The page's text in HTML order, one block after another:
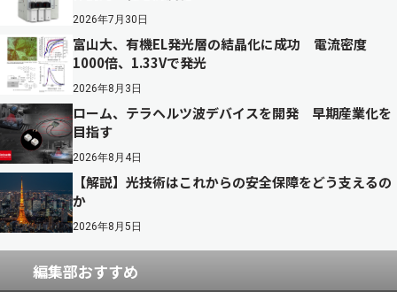
2026年7月30日
富山大、有機EL発光層の結晶化に成功 電流密度
1000倍、1.33Vで発光
2026年8月3日
ローム、テラヘルツ波デバイスを開発 早期産業化を
目指す
2026年8月4日
【解説】光技術はこれからの安全保障をどう支えるの
か
2026年8月5日
編集部おすすめ